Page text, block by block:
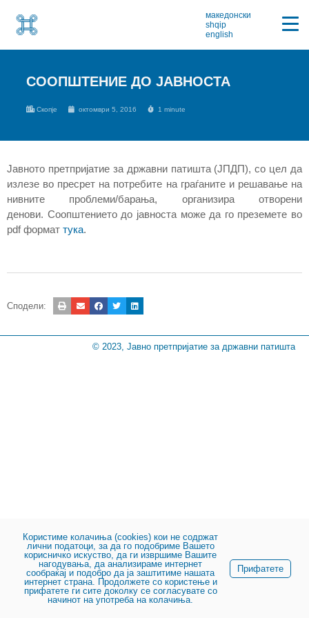
македонски
shqip
english
СООПШТЕНИЕ ДО ЈАВНОСТА
Скопје октомври 5, 2016 1 minute
Јавното претпријатие за државни патишта (ЈПДП), со цел да
излезе во пресрет на потребите на граѓаните и решавање на
нивните проблеми/барања, организира отворени
денови. Соопштението до јавноста може да го преземете во
pdf формат тука.
Сподели:
© 2023, Јавно претпријатие за државни патишта
Користиме колачиња (cookies) кои не содржат
лични податоци, за да го подобриме Вашето
корисничко искуство, да ги извршиме Вашите
нагодувања, да анализираме интернет
сообраќај и подобро да ја заштитиме нашата
интернет страна. Продолжете со користење и
прифатете ги сите доколку се согласувате со
начинот на употреба на колачиња.
Прифатете